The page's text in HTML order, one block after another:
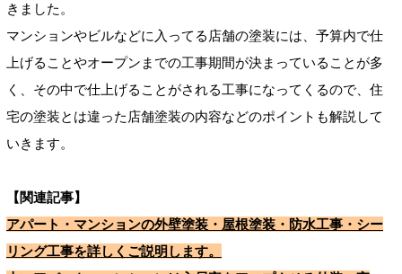
きました。
マンションやビルなどに入ってる店舗の塗装には、予算内で仕
上げることやオープンまでの工事期間が決まっていることが多
く、その中で仕上げることがされる工事になってくるので、住
宅の塗装とは違った店舗塗装の内容などのポイントも解説して
いきます。
【関連記事】
アパート・マンションの外壁塗装・屋根塗装・防水工事・シー
リング工事を詳しくご説明します。